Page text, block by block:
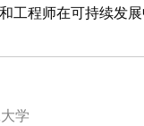
工程师在可持续发
学